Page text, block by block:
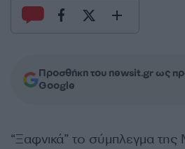
Προσθήκη του newsit.gr ως
Google
“Ξαφνικά” το σύμπλεγμα της